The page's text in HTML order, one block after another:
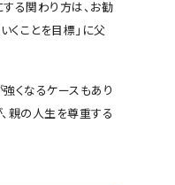
る関わり方は、お勧
くことを目標」に父
くなるケースもあり
親の人生を尊重する